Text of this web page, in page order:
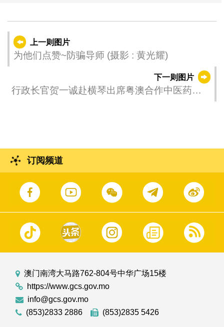
上一则图片
为他们点赞~防骗导师 (摄影 : 黄光耀)
下一则图片
行政长官贺一诚赴横琴出席粤澳合作中医药科
订阅频道
澳门南湾大马路762-804号中华广场15楼
https://www.gcs.gov.mo
info@gcs.gov.mo
(853)2833 2886
(853)2835 5426